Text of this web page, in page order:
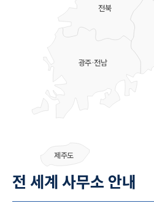
대륜소개
전북
광주·전남
제주도
전 세계 사무소 안내